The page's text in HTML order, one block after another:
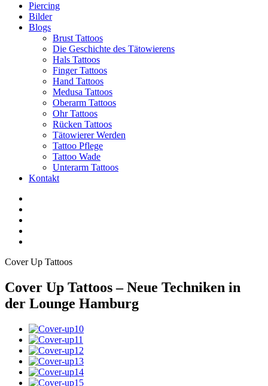
Piercing
Bilder
Blogs
Brust Tattoos
Die Geschichte des Tätowierens
Hals Tattoos
Finger Tattoos
Hand Tattoos
Medusa Tattoos
Oberarm Tattoos
Ohr Tattoos
Rücken Tattoos
Tätowierer Werden
Tattoo Pflege
Tattoo Wade
Unterarm Tattoos
Kontakt
Cover Up Tattoos
Cover Up Tattoos – Neue Techniken in
der Lounge Hamburg